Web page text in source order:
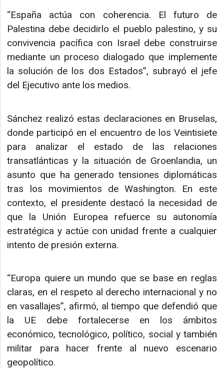
“España actúa con coherencia. El futuro de
Palestina debe decidirlo el pueblo palestino, y su
convivencia pacífica con Israel debe construirse
mediante un proceso dialogado que implemente
la solución de los dos Estados”, subrayó el jefe
del Ejecutivo ante los medios.
Sánchez realizó estas declaraciones en Bruselas,
donde participó en el encuentro de los Veintisiete
para analizar el estado de las relaciones
transatlánticas y la situación de Groenlandia, un
asunto que ha generado tensiones diplomáticas
tras los movimientos de Washington. En este
contexto, el presidente destacó la necesidad de
que la Unión Europea refuerce su autonomía
estratégica y actúe con unidad frente a cualquier
intento de presión externa.
“Europa quiere un mundo que se base en reglas
claras, en el respeto al derecho internacional y no
en vasallajes”, afirmó, al tiempo que defendió que
la UE debe fortalecerse en los ámbitos
económico, tecnológico, político, social y también
militar para hacer frente al nuevo escenario
geopolítico.